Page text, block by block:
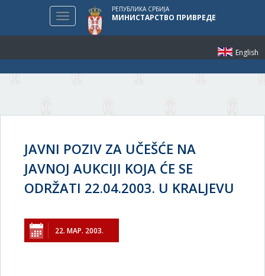
English
Toggle
navigation
РЕПУБЛИКА СРБИЈА
МИНИСТАРСТВО ПРИВРЕДЕ
JAVNI POZIV ZA UČEŠĆE NA
JAVNOJ AUKCIJI KOJA ĆE SE
ODRŽATI 22.04.2003. U KRALJEVU
22. МАР. 2003.